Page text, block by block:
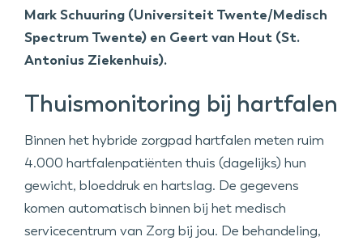
Mark Schuuring (Universiteit Twente/Medisch
Spectrum Twente) en Geert van Hout (St.
Antonius Ziekenhuis).
Thuismonitoring bij hartfalen
Binnen het hybride zorgpad hartfalen meten ruim
4.000 hartfalenpatiënten thuis (dagelijks) hun
gewicht, bloeddruk en hartslag. De gegevens
komen automatisch binnen bij het medisch
servicecentrum van Zorg bij jou. De behandeling,